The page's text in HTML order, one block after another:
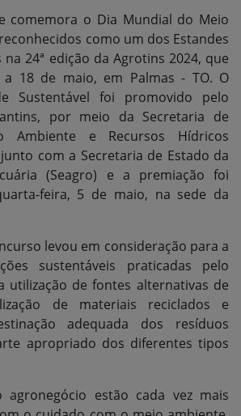
comemora o Dia Mundial do Meio
como um dos Estandes
na 24ª edição da Agrotins 2024, que
18 de maio, em Palmas - TO. O
Sustentável foi promovido pelo
por meio da Secretaria de
Ambiente e Recursos Hídricos
com a Secretaria de Estado da
(Seagro) e a premiação foi
feira, 5 de maio, na sede da
levou em consideração para a
sustentáveis praticadas pelo
utilização de fontes alternativas de
de materiais reciclados e
adequada dos resíduos
apropriado dos diferentes tipos
agronegócio estão cada vez mais